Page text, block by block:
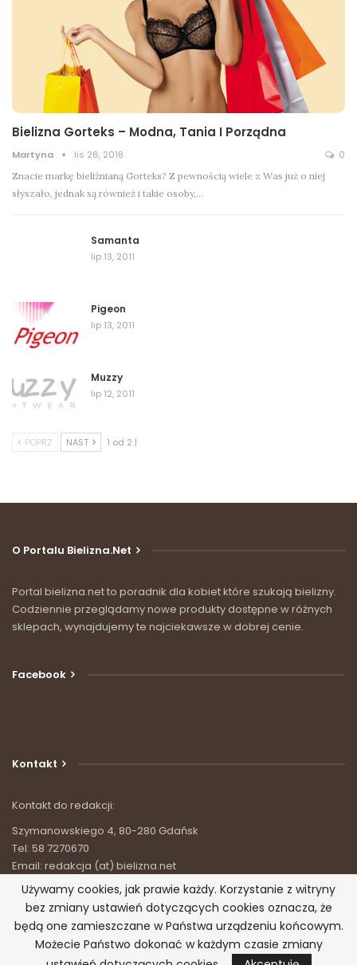
Bielizna Gorteks – Modna, Tania I Porządna
Martyna lis 26, 2018 0
Znacie markę bieliźnianą Gorteks? Z pewnością wiele z Was już o niej
słyszało, jednak są również i takie osoby,…
Samanta
lip 13, 2011
Pigeon
lip 13, 2011
Muzzy
lip 12, 2011
POPRZ NAST 1 od 2 |
O Portalu Bielizna.net
Portal bielizna.net to poradnik dla kobiet które szukają bielizny.
Codziennie przeglądamy nowe produkty dostępne w różnych
sklepach, wynajdujemy te najciekawsze w dobrej cenie.
Facebook
Kontakt
Kontakt do redakcji:
Szymanowskiego 4, 80-280 Gdańsk
Tel: 58 7270670
Email: redakcja (at) bielizna.net
© 2026 - Bielizna.net - wszystko o bieliźnie. Wszystkie prawa
zastrzeżone.
Używamy cookies, jak prawie każdy. Korzystanie z witryny
bez zmiany ustawień dotyczących cookies oznacza, że
będą one zamieszczane w Państwa urządzeniu końcowym.
Możecie Państwo dokonać w każdym czasie zmiany